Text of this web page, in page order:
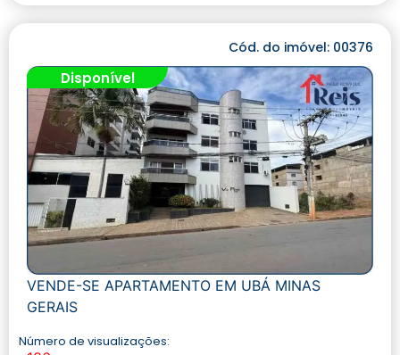
Cód. do imóvel: 00376
Disponível
VENDE-SE APARTAMENTO EM UBÁ MINAS
GERAIS
Número de visualizações: